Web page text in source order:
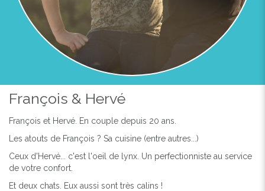
François & Hervé
François et Hervé. En couple depuis 20 ans.
Les atouts de François ? Sa cuisine (entre autres...)
Ceux d'Hervé... c'est l'oeil de lynx. Un perfectionniste au service
de votre confort.
Et deux chats. Eux aussi sont très calins !